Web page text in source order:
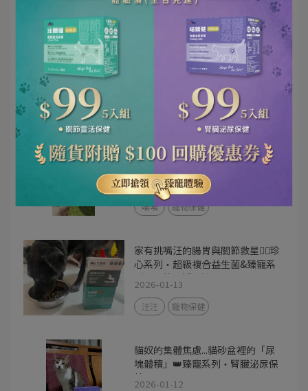
汪汪 寵物保健
美容小心機很簡單：每天一包💗珍
心系列・護膚亮毛保健粉
寵物保健
美喵毛髮柔順亮澤的小秘密💗珍心
系列・護膚亮毛保健粉
2026-01-15
喵喵 寵物保健
家有挑嘴汪的腸胃與關節救星🧑‍⚕️珍
心系列・超級複合益生菌&臻寵系
列・關節靈活保健GOLD
2026-01-13
汪汪 寵物保健
貓奴的集體焦慮...貓砂盆裡的「尿
塊體積」👑臻寵系列・腎臟泌尿保
健GOLD
2026-01-12